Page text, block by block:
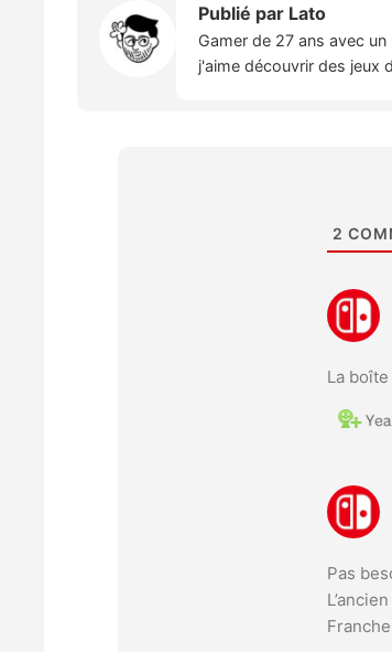
Publié par Lato
Gamer de 27 ans avec
j'aime découvrir des jeux
2
La
Pas